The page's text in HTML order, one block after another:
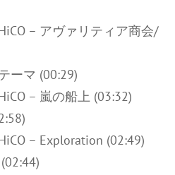
– アヴァリティア商会/
ーマ (00:29)
– 嵐の船上 (03:32)
– Exploration (02:49)